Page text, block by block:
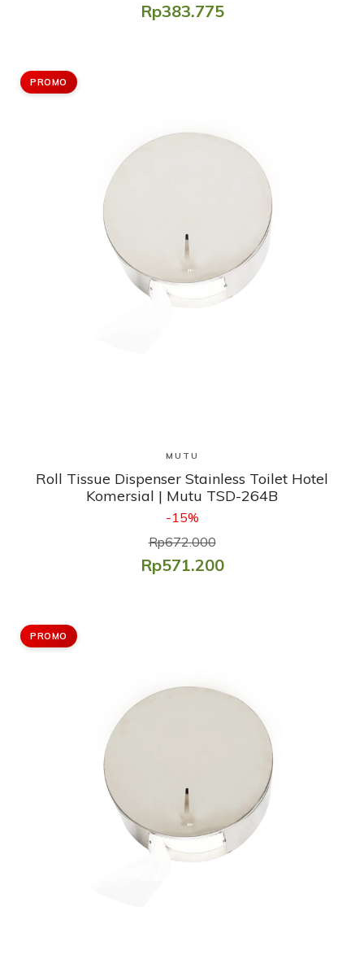
Rp383.775
PROMO
Lihat Produk
MUTU
Roll Tissue Dispenser Stainless Toilet Hotel
Komersial | Mutu TSD-264B
-15%
Rp672.000
Rp571.200
PROMO